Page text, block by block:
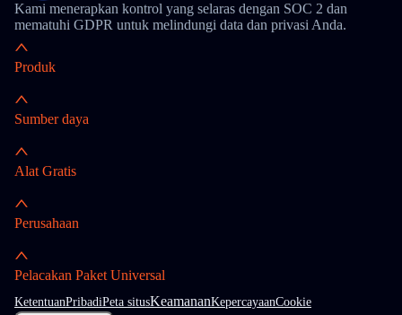
Kami menerapkan kontrol yang selaras dengan SOC 2 dan
mematuhi GDPR untuk melindungi data dan privasi Anda.
Produk
Sumber daya
Alat Gratis
Perusahaan
Pelacakan Paket Universal
KetentuanPribadiPeta situsKeamananKepercayaanCookie